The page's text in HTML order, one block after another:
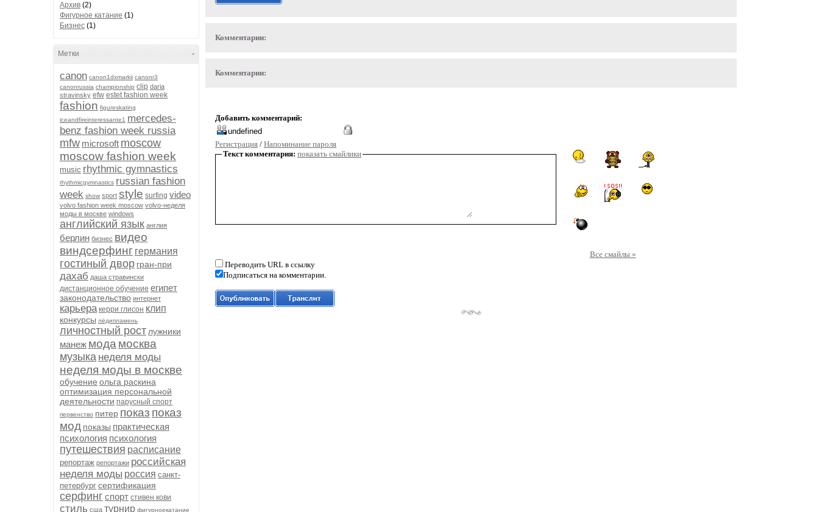
Архив (2)
Фигурное катание (1)
Бизнес (1)
-
Метки
canon canon1dxmarkii canonr3
canonrussia championship clip daria
stravinsky efw estet fashion week
fashion figureskating
iceandfireinteressante1 mercedes-
benz fashion week russia
mfw microsoft moscow
moscow fashion week
music rhythmic gymnastics
rhythmicgymnastics russian fashion
week show sport style surfing video
volvo fashion week moscow volvo-неделя
моды в москве windows
английский язык англия
берлин бизнес видео
виндсерфинг германия
гостиный двор гран-при
дахаб даша стравински
дистанционное обучение египет
законодательство интернет
карьера керри глисон клип
конкурсы лёдипламень
личностный рост лужники
манеж мода москва
музыка неделя моды
неделя моды в москве
обучение ольга раскина
оптимизация персональной
деятельности парусный спорт
первенство питер показ показ
мод показы практическая
психология психология
путешествия расписание
репортаж репортажи российская
неделя моды россия санкт-
петербург сертификация
серфинг спорт стивен кови
стиль сша турнир фигурноекатание
Комментарии:
Комментарии:
Добавить комментарий:
Регистрация / Напоминание пароля
Текст комментария: показать смайлики
Все смайлы »
Переводить URL в ссылку
Подписаться на комментарии.